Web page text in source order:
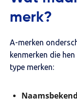
merk?
A-merken
kenmerken die
type merken: